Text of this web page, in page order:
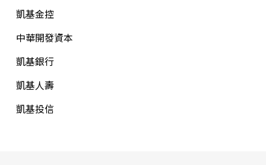
凱基金控
中華開發資本
凱基銀行
凱基人壽
凱基投信